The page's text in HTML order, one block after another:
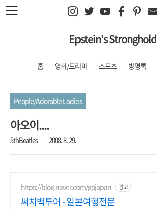
본문 바로가기
Epstein's Stronghold
홈 영화/드라마 스포츠 방명록
People/Adorable Ladies
아오이....
5thBeatles 2008. 8. 29.
https://blog.naver.com/gojapan- 광고
써치백투어 - 일본여행전문